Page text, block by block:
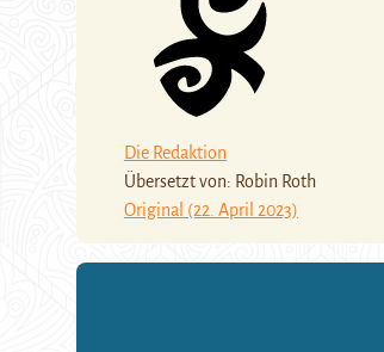
Die Redaktion
Übersetzt von: Robin Roth
Original (22. April 2023)